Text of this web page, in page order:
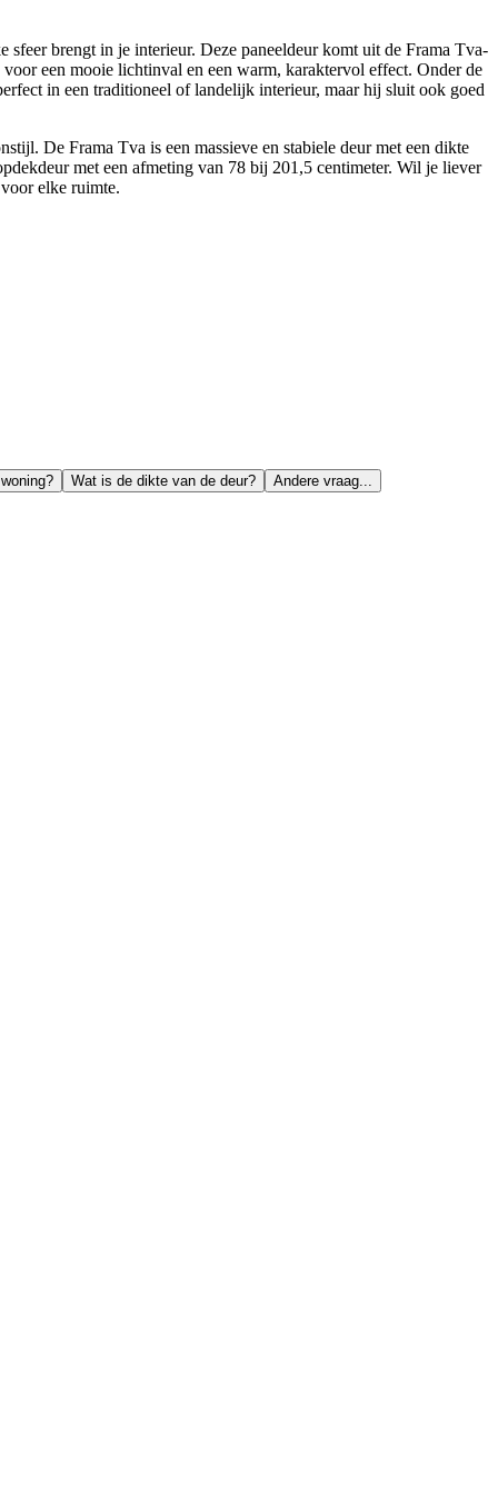
brengt in je interieur. Deze paneeldeur komt uit de Frama Tva-
een mooie lichtinval en een warm, karaktervol effect. Onder de
in een traditioneel of landelijk interieur, maar hij sluit ook goed
De Frama Tva is een massieve en stabiele deur met een dikte
met een afmeting van 78 bij 201,5 centimeter. Wil je liever
elke ruimte.
Wat is de dikte van de deur? Andere vraag...